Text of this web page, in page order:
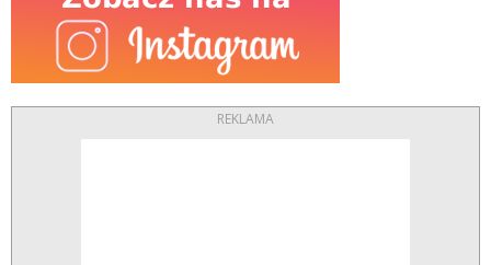
REKLAMA